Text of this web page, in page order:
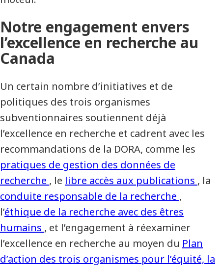
Notre engagement envers
l’excellence en recherche au
Canada
Un certain nombre d’initiatives et de
politiques des trois organismes
subventionnaires soutiennent déjà
l’excellence en recherche et cadrent avec les
recommandations de la DORA, comme les
pratiques de gestion des données de
recherche , le libre accès aux publications , la
conduite responsable de la recherche ,
l’éthique de la recherche avec des êtres
humains , et l’engagement à réexaminer
l’excellence en recherche au moyen du Plan
d’action des trois organismes pour l’équité, la